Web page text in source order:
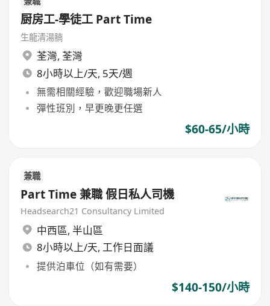
厨房工-學徒工 Part Time
生龍清湯腩
荃灣, 荃灣
8小時以上/天, 5天/週
無需相關經驗，歡迎職場新人
彈性班別，早更晚更任選
$60-65/小時
兼職
Part Time 兼職 假日私人司機
Headsearch21 Consultancy Limited
中西區, 半山區
8小時以上/天, 工作日面議
提供泊車位（如有需要）
$140-150/小時